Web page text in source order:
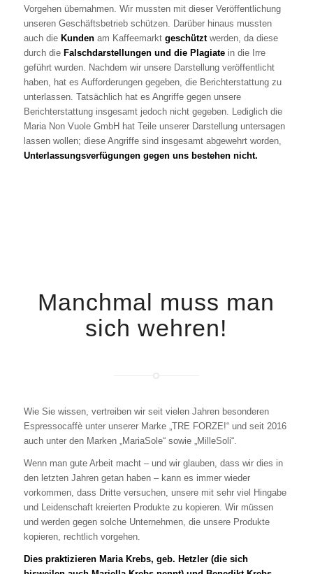
Vorgehen übernahmen. Wir mussten mit dieser Veröffentlichung
unseren Geschäftsbetrieb schützen. Darüber hinaus mussten
auch die Kundenam Kaffeemarkt geschütztwerden, da diese
durch die Falschdarstellungen und die Plagiatein die Irre
geführt wurden. Nachdem wir unsere Darstellung veröffentlicht
haben, hat es Aufforderungen gegeben, die Berichterstattung zu
unterlassen. Tatsächlich hat es Angriffe gegen unsere
Berichterstattung insgesamt jedoch nicht gegeben. Lediglich die
Maria Non Vuole GmbH hat Teile unserer Darstellung untersagen
lassen wollen; diese Angriffe sind insgesamt abgewehrt worden,
Unterlassungsverfügungen gegen uns bestehen nicht.
Manchmal muss man
sich wehren!
Wie Sie wissen, vertreiben wir seit vielen Jahren besonderen
Espressocaffè unter unserer Marke „TRE FORZE!“ und seit 2016
auch unter den Marken „MariaSole“ sowie „MilleSoli“.
Wenn man gute Arbeit macht – und wir glauben, dass wir dies in
den letzten Jahren getan haben – kann es immer wieder
vorkommen, dass Dritte versuchen, unsere mit sehr viel Hingabe
und Leidenschaft kreierten Produkte zu kopieren. Wir müssen
und werden gegen solche Unternehmen, die unsere Produkte
kopieren, rechtlich vorgehen.
Dies praktizieren Maria Krebs, geb. Hetzler (die sich